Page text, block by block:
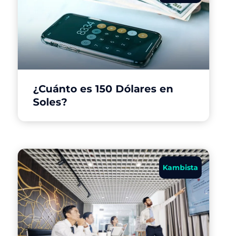
¿Cuánto es 150 Dólares en
Soles?
Kambista